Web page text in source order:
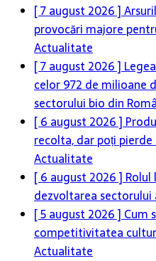
[ 7 august 2026 ]
provocări majore
Actualitate
[ 7 august 2026 ]
celor 972 de milioane
sectorului bio din
[ 6 august 2026 ]
recolta, dar poți
Actualitate
[ 6 august 2026 ]
dezvoltarea
[ 5 august 2026 ] Cum
competitivitatea
Actualitate